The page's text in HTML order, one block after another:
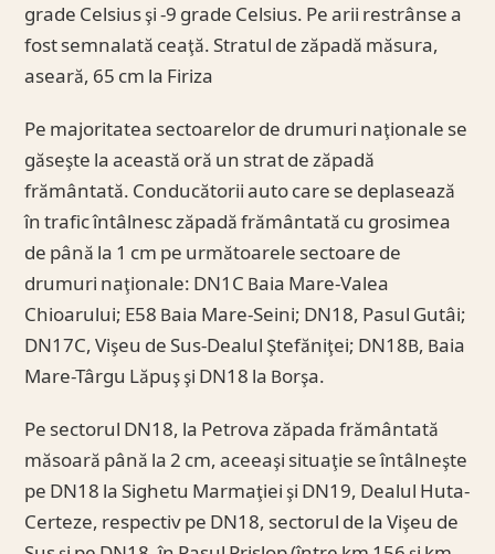
grade Celsius şi -9 grade Celsius. Pe arii restrânse a
fost semnalată ceaţă. Stratul de zăpadă măsura,
aseară, 65 cm la Firiza
Pe majoritatea sectoarelor de drumuri naţionale se
găseşte la această oră un strat de zăpadă
frământată. Conducătorii auto care se deplasează
în trafic întâlnesc zăpadă frământată cu grosimea
de până la 1 cm pe următoarele sectoare de
drumuri naţionale: DN1C Baia Mare-Valea
Chioarului; E58 Baia Mare-Seini; DN18, Pasul Gutâi;
DN17C, Vişeu de Sus-Dealul Ştefăniţei; DN18B, Baia
Mare-Târgu Lăpuş şi DN18 la Borşa.
Pe sectorul DN18, la Petrova zăpada frământată
măsoară până la 2 cm, aceeaşi situaţie se întâlneşte
pe DN18 la Sighetu Marmaţiei şi DN19, Dealul Huta-
Certeze, respectiv pe DN18, sectorul de la Vişeu de